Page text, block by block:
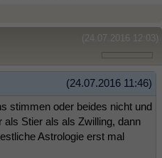
(24.07.2016 12:03)
(24.07.2016 11:46)
stimmen oder beides nicht und
Stier als als Zwilling, dann
Astrologie erst mal